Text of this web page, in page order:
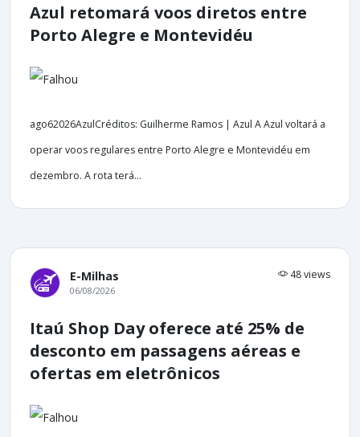
Azul retomará voos diretos entre
Porto Alegre e Montevidéu
ago62026AzulCréditos: Guilherme Ramos | Azul A Azul voltará a
operar voos regulares entre Porto Alegre e Montevidéu em
dezembro. A rota terá...
E-Milhas 48 views
06/08/2026
Itaú Shop Day oferece até 25% de
desconto em passagens aéreas e
ofertas em eletrônicos